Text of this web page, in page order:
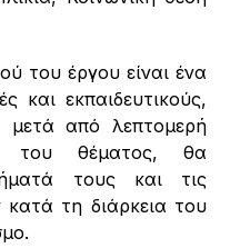
του έργου είναι ένα
και εκπαιδευτικούς,
μετά από λεπτομερή
του θέματος, θα
τους και τις
τη διάρκεια του